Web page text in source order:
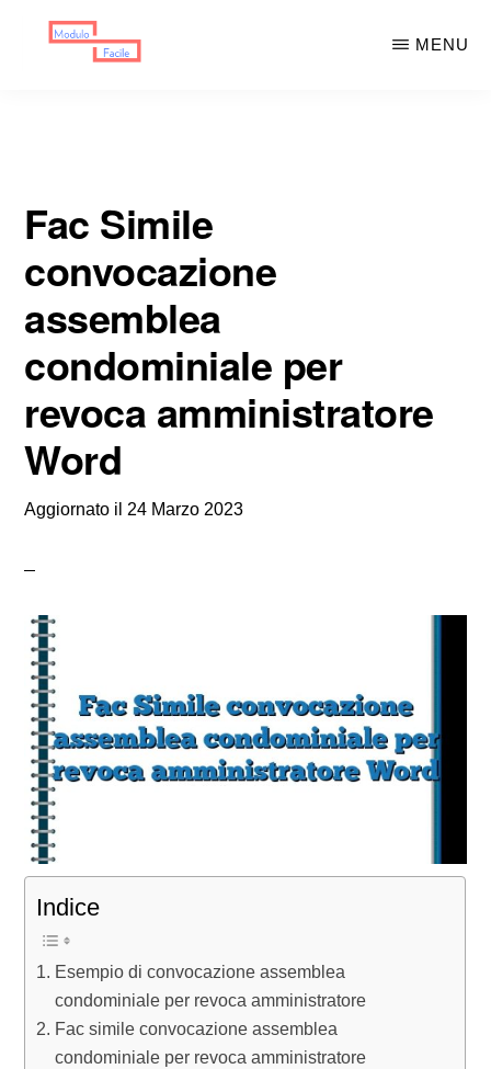
MENU
Fac Simile
convocazione
assemblea
condominiale per
revoca amministratore
Word
Aggiornato il 24 Marzo 2023
Indice
Esempio di convocazione assemblea
condominiale per revoca amministratore
Fac simile convocazione assemblea
condominiale per revoca amministratore